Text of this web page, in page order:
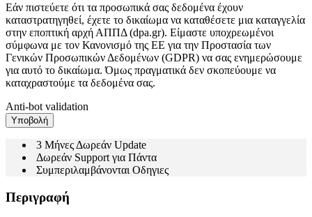
Εάν πιστεύετε ότι τα προσωπικά σας δεδομένα έχουν
καταστρατηγηθεί, έχετε το δικαίωμα να καταθέσετε μια καταγγελία
στην εποπτική αρχή ΑΠΠΔ (dpa.gr). Είμαστε υποχρεωμένοι
σύμφωνα με τον Κανονισμό της ΕΕ για την Προστασία των
Γενικών Προσωπικών Δεδομένων (GDPR) να σας ενημερώσουμε
για αυτό το δικαίωμα. Όμως πραγματικά δεν σκοπεύουμε να
καταχραστούμε τα δεδομένα σας.
Anti-bot validation
Υποβολή
3 Μήνες Δωρεάν Update
Δωρεάν Support για Πάντα
Συμπεριλαμβάνονται Οδηγιες
Περιγραφή